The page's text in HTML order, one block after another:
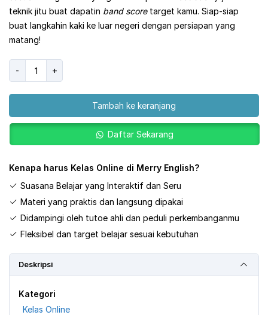
teknik jitu buat dapatin band scoretarget kamu. Siap-siap
buat langkahin kaki ke luar negeri dengan persiapan yang
matang!
-
Kuantitas
IELTS
CLASS
+
Tambah ke keranjang
Daftar Sekarang
Kenapa harus Kelas Online di Merry English?
Suasana Belajar yang Interaktif dan Seru
Materi yang praktis dan langsung dipakai
Didampingi oleh tutoe ahli dan peduli perkembanganmu
Fleksibel dan target belajar sesuai kebutuhan
Deskripsi
Kategori
Kelas Online